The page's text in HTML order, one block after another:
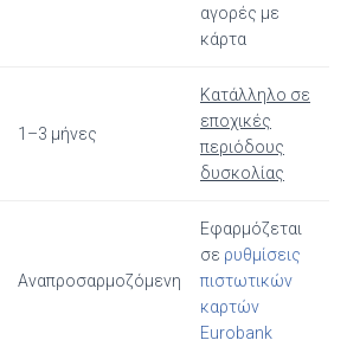
αγορές με
κάρτα
1–3 μήνες
Κατάλληλο σε
εποχικές
περιόδους
δυσκολίας
Αναπροσαρμοζόμενη
Εφαρμόζεται
σε ρυθμίσεις
πιστωτικών
καρτών
Eurobank